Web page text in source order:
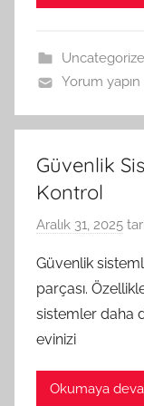
Yorum yapın
Güvenlik
Kontrol
Aralık 31, 2025
Güvenlik
parçası.
sistemler daha
evinizi
Okumaya